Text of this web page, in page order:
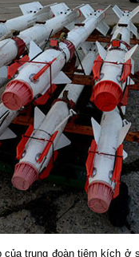
trung đoàn tiêm kích ở